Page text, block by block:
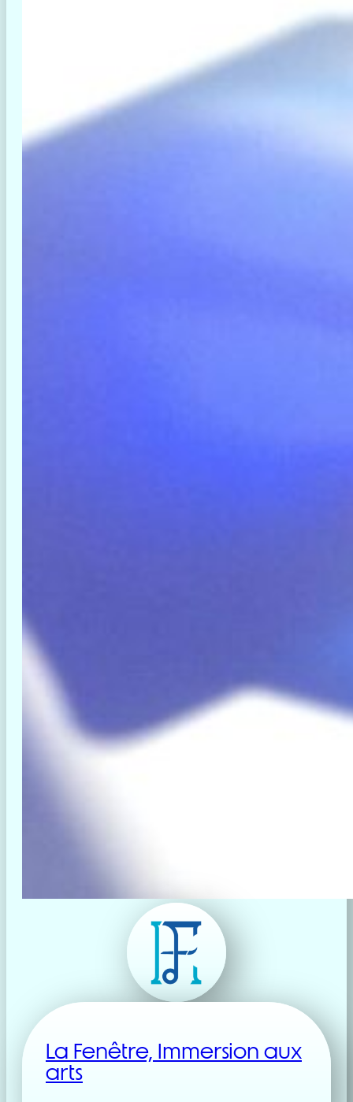
La Fenêtre, Immersion aux
arts